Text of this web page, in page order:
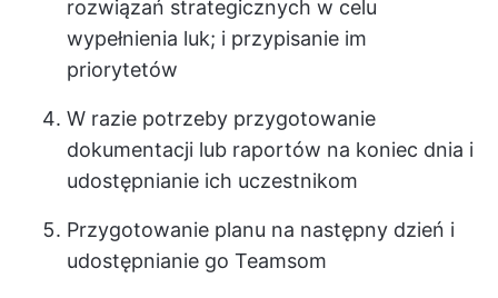
rozwiązań strategicznych w celu
wypełnienia luk; i przypisanie im
priorytetów
W razie potrzeby przygotowanie
dokumentacji lub raportów na koniec dnia i
udostępnianie ich uczestnikom
Przygotowanie planu na następny dzień i
udostępnianie go Teamsom